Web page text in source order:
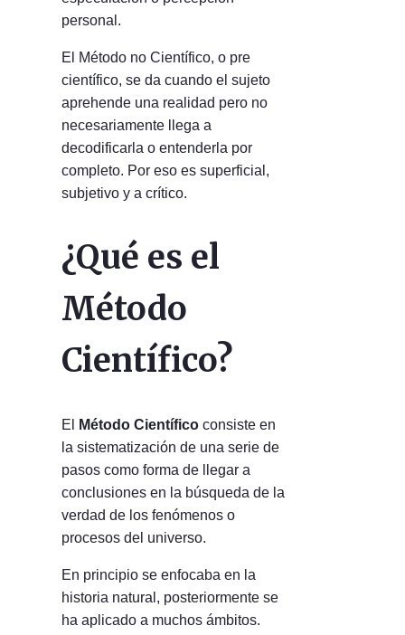
personal.
El Método no Científico, o pre
científico, se da cuando el sujeto
aprehende una realidad pero no
necesariamente llega a
decodificarla o entenderla por
completo. Por eso es superficial,
subjetivo y a crítico.
¿Qué es el
Método
Científico?
El Método Científico consiste en
la sistematización de una serie de
pasos como forma de llegar a
conclusiones en la búsqueda de la
verdad de los fenómenos o
procesos del universo.
En principio se enfocaba en la
historia natural, posteriormente se
ha aplicado a muchos ámbitos.